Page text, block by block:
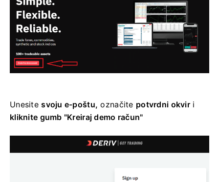
Unesitesvoju e-poštu, označite potvrdni okviri
kliknite gumb "Kreiraj demo račun"